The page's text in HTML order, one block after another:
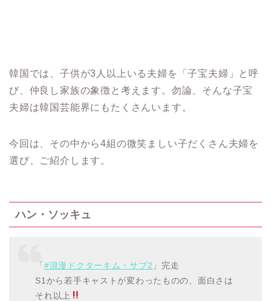
韓国では、子供が3人以上いる夫婦を「子宝夫婦」と呼
び、仲良し家族の象徴と考えます。勿論、そんな子宝
夫婦は韓国芸能界にもたくさんいます。
今回は、その中から4組の微笑ましい子だくさん夫婦を
選び、ご紹介します。
ハン・ソッキュ
「 #浪漫ドクターキム・サブ2 」完走
S1から若手キャストが変わったものの、面白さは
それ以上